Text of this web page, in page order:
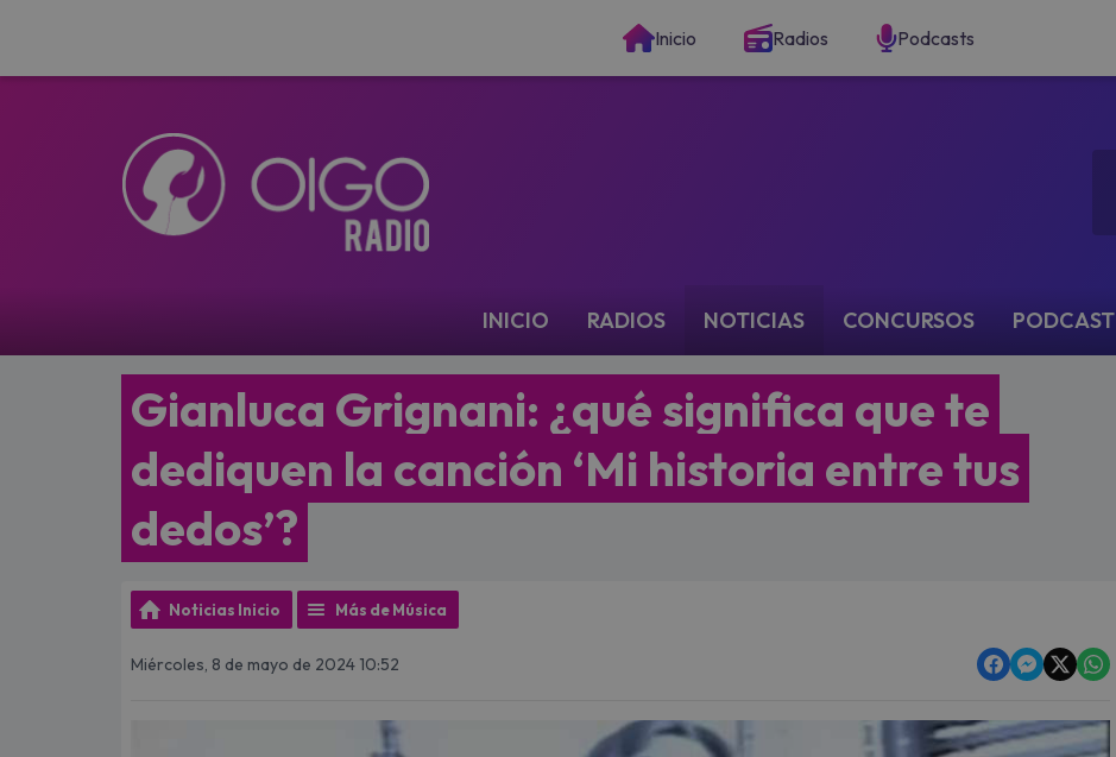
Inicio Radios Podcasts
INICIO RADIOS NOTICIAS CONCURSOS PODCAST
Gianluca Grignani: ¿qué significa que te
dediquen la canción ‘Mi historia entre tus
dedos’?
Noticias Inicio Más de Música
Miércoles, 8 de mayo de 2024 10:52